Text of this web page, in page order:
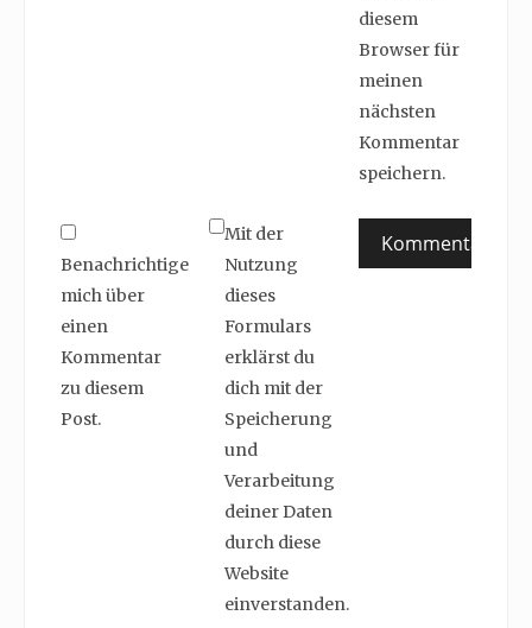
diesem
Browser für
meinen
nächsten
Kommentar
speichern.
Benachrichtige
mich über
einen
Kommentar
zu diesem
Post.
Mit der
Nutzung
dieses
Formulars
erklärst du
dich mit der
Speicherung
und
Verarbeitung
deiner Daten
durch diese
Website
einverstanden.